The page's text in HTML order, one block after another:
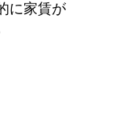
に家賃が